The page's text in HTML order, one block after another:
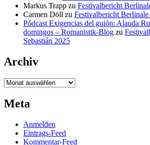
Markus Trapp zu Festivalbericht
Carmen Döll zu Festivalbericht
Pódcast Exigencias del guión: Alauda
domingos – Romanistik-Blog zu
Sebastián 2025
Archiv
Archiv
Meta
Anmelden
Eintrags-Feed
Kommentar-Feed